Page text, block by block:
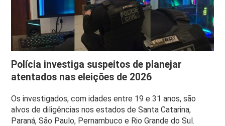
Polícia investiga suspeitos de planejar
atentados nas eleições de 2026
Os investigados, com idades entre 19 e 31 anos, são
alvos de diligências nos estados de Santa Catarina,
Paraná, São Paulo, Pernambuco e Rio Grande do Sul.